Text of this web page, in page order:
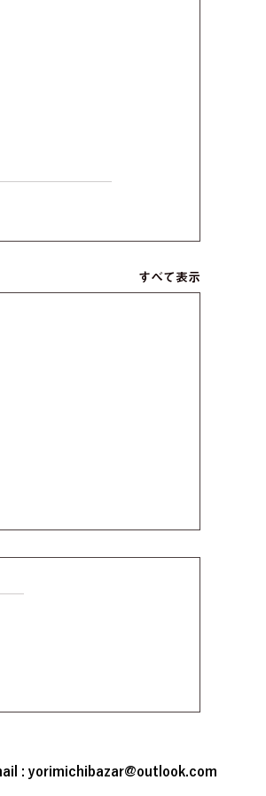
すべて表示
ネマ始動！「カルロ
妙な成功者」
: yorimichibazar@outlook.com